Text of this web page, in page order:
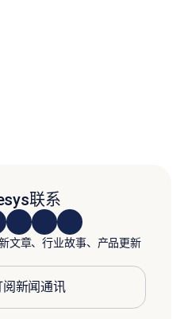
联系
文章、行业故事、产品更新
阅新闻通讯